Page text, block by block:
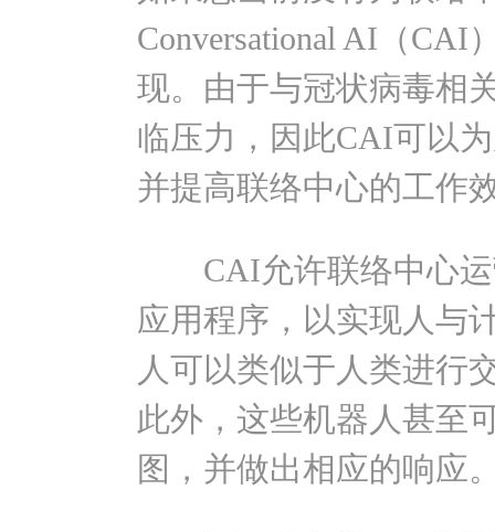
Conversational AI（CAI
现。由于与冠状病毒相
临压力，因此CAI可以
并提高联络中心的工作
CAI允许联络中心运
应用程序，以实现人与
人可以类似于人类进行
此外，这些机器人甚至
图，并做出相应的响应